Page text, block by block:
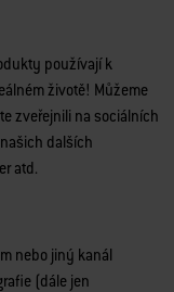
používají k
životě! Můžeme
zveřejnili na sociálních
dalších
atd.
nebo jiný kanál
(dále jen